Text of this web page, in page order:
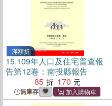
滿額折
15.109年人口及住宅普查報
告第12卷：南投縣報告
85
170
無庫存